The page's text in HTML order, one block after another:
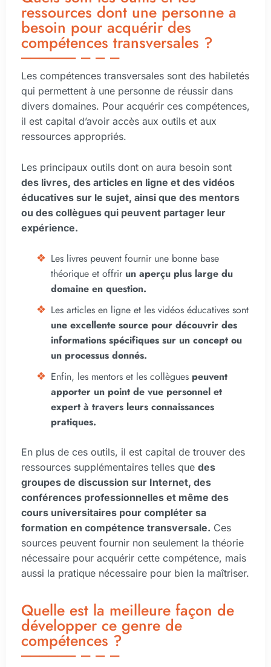
ressources dont une personne a
besoin pour acquérir des
compétences transversales ?
Les compétences transversales sont des habiletés
qui permettent à une personne de réussir dans
divers domaines. Pour acquérir ces compétences,
il est capital d’avoir accès aux outils et aux
ressources appropriés.
Les principaux outils dont on aura besoin sont
des livres, des articles en ligne et des vidéos
éducatives sur le sujet, ainsi que des mentors
ou des collègues qui peuvent partager leur
expérience.
Les livres peuvent fournir une bonne base
théorique et offrir un aperçu plus large du
domaine en question.
Les articles en ligne et les vidéos éducatives sont
une excellente source pour découvrir des
informations spécifiques sur un concept ou
un processus donnés.
Enfin, les mentors et les collègues peuvent
apporter un point de vue personnel et
expert à travers leurs connaissances
pratiques.
En plus de ces outils, il est capital de trouver des
ressources supplémentaires telles que des
groupes de discussion sur Internet, des
conférences professionnelles et même des
cours universitaires pour compléter sa
formation en compétence transversale. Ces
sources peuvent fournir non seulement la théorie
nécessaire pour acquérir cette compétence, mais
aussi la pratique nécessaire pour bien la maîtriser.
Quelle est la meilleure façon de
développer ce genre de
compétences ?